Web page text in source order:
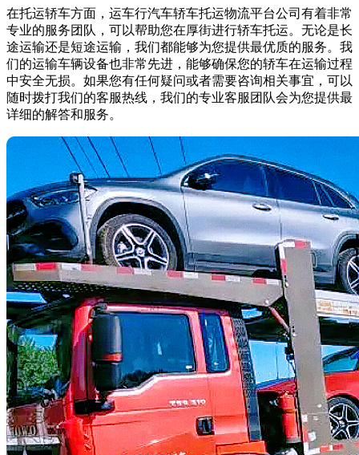
在托运轿车方面，运车行汽车轿车托运物流平台公司有着非常
专业的服务团队，可以帮助您在厚街进行轿车托运。无论是长
途运输还是短途运输，我们都能够为您提供最优质的服务。我
们的运输车辆设备也非常先进，能够确保您的轿车在运输过程
中安全无损。如果您有任何疑问或者需要咨询相关事宜，可以
随时拨打我们的客服热线，我们的专业客服团队会为您提供最
详细的解答和服务。